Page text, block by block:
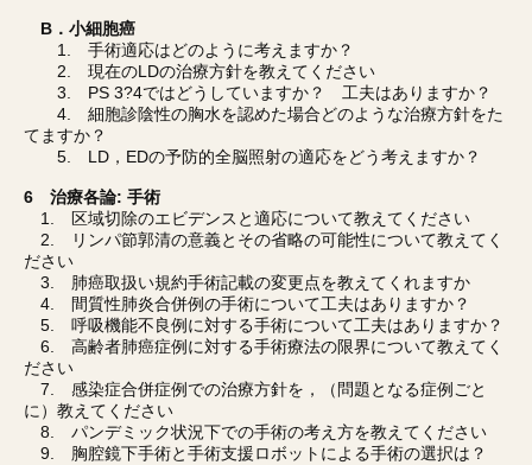
B．小細胞癌
1. 手術適応はどのように考えますか？
2. 現在のLDの治療方針を教えてください
3. PS 3?4ではどうしていますか？ 工夫はありますか？
4. 細胞診陰性の胸水を認めた場合どのような治療方針をた
てますか？
5. LD，EDの予防的全脳照射の適応をどう考えますか？
6 治療各論: 手術
1. 区域切除のエビデンスと適応について教えてください
2. リンパ節郭清の意義とその省略の可能性について教えてく
ださい
3. 肺癌取扱い規約手術記載の変更点を教えてくれますか
4. 間質性肺炎合併例の手術について工夫はありますか？
5. 呼吸機能不良例に対する手術について工夫はありますか？
6. 高齢者肺癌症例に対する手術療法の限界について教えてく
ださい
7. 感染症合併症例での治療方針を，（問題となる症例ごと
に）教えてください
8. パンデミック状況下での手術の考え方を教えてください
9. 胸腔鏡下手術と手術支援ロボットによる手術の選択は？